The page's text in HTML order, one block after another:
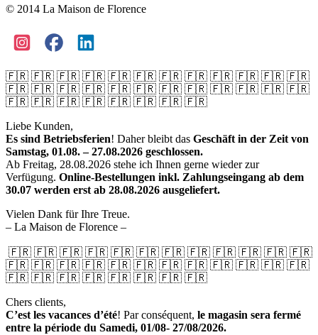
© 2014 La Maison de Florence
🇫🇷 🇫🇷 🇫🇷 🇫🇷 🇫🇷 🇫🇷 🇫🇷 🇫🇷 🇫🇷 🇫🇷 🇫🇷 🇫🇷
🇫🇷 🇫🇷 🇫🇷 🇫🇷 🇫🇷 🇫🇷 🇫🇷 🇫🇷 🇫🇷 🇫🇷 🇫🇷 🇫🇷
🇫🇷 🇫🇷 🇫🇷 🇫🇷 🇫🇷 🇫🇷 🇫🇷 🇫🇷
Liebe Kunden,
Es sind Betriebsferien! Daher bleibt das Geschäft in der Zeit von
Samstag, 01.08. – 27.08.2026 geschlossen.
Ab Freitag, 28.08.2026 stehe ich Ihnen gerne wieder zur
Verfügung. Online-Bestellungen inkl. Zahlungseingang ab dem
30.07 werden erst ab 28.08.2026 ausgeliefert.
Vielen Dank für Ihre Treue.
– La Maison de Florence –
🇫🇷 🇫🇷 🇫🇷 🇫🇷 🇫🇷 🇫🇷 🇫🇷 🇫🇷 🇫🇷 🇫🇷 🇫🇷 🇫🇷
🇫🇷 🇫🇷 🇫🇷 🇫🇷 🇫🇷 🇫🇷 🇫🇷 🇫🇷 🇫🇷 🇫🇷 🇫🇷 🇫🇷
🇫🇷 🇫🇷 🇫🇷 🇫🇷 🇫🇷 🇫🇷 🇫🇷 🇫🇷
Chers clients,
C’est les vacances d’été! Par conséquent, le magasin sera fermé
entre la période du Samedi, 01/08- 27/08/2026.